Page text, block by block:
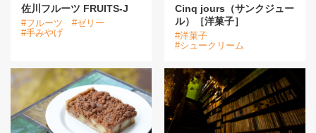
佐川フルーツ FRUITS-J
#フルーツ
#ゼリー
#手みやげ
Cinq jours（サンクジュー
ル）［洋菓子］
#洋菓子
#シュークリーム